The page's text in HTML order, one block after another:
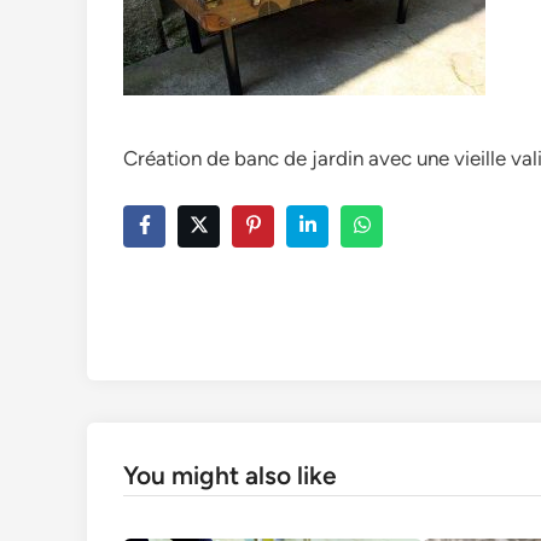
Création de banc de jardin avec une vieille
You might also like